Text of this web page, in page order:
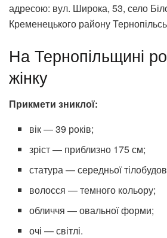
адресою: вул. Широка, 53, село
Кременецького району
На Тернопільщині
жінку
Прикмети зниклої:
вік — 39 років;
зріст — приблизно 175 см;
статура — середньої
волосся — темного кольору;
обличчя — овальної форми;
очі — світлі.